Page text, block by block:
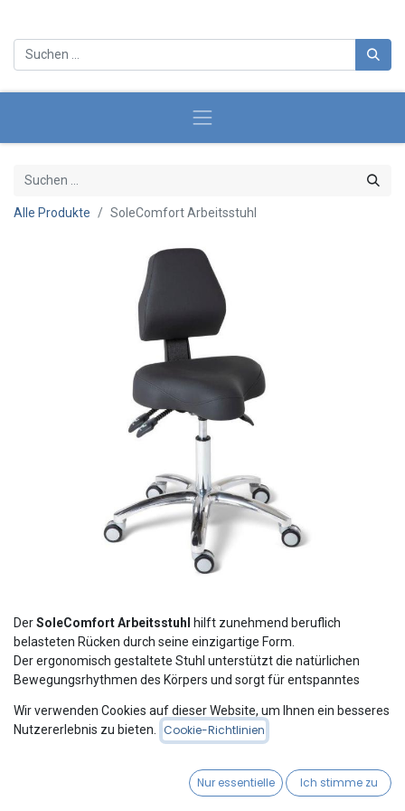
Alle Produkte SoleComfort Arbeitsstuhl
DerSoleComfort Arbeitsstuhl
hilft zunehmend beruflich
belasteten Rücken durch seine einzigartige Form.
Der ergonomisch gestaltete Stuhl unterstützt die natürlichen
Bewegungsrhythmen des Körpers und sorgt für entspanntes
Besonders hervorzuheben ist der schmalere vordere Teil der
Sitzfläche, der eine höher sitzende und sogar stehende
Der breitere hintere Teil sorgt für Komfort bei sitzenden
Tätigkeiten und gewährleistet gleichzeitig eine gute Sitzhaltung.
Wir verwenden Cookies auf dieser Website, um Ihnen ein besseres
Nutzererlebnis zu bieten.
Cookie-Richtlinien
Nur essentielle Ich stimme zu